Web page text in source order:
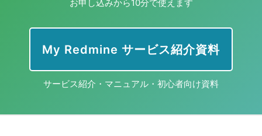
お申し込みから10分で使えます
My Redmine サービス紹介資料
サービス紹介・マニュアル・初心者向け資料